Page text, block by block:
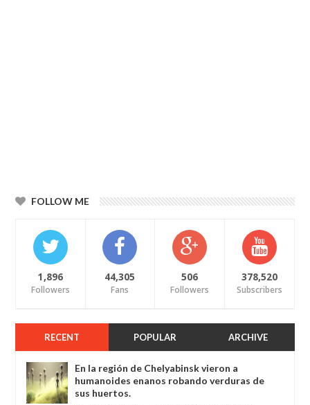
FOLLOW ME
1,896
Followers
44,305
Fans
506
Followers
378,520
Subscribers
RECENT POPULAR ARCHIVE
En la región de Chelyabinsk vieron a
humanoides enanos robando verduras de
sus huertos.